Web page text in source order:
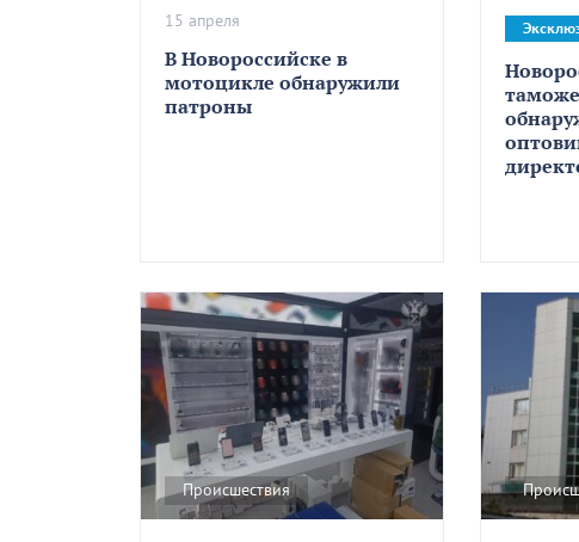
В Новороссийске в
мотоцикле обнаружили
патроны
15 апреля
Происшествия